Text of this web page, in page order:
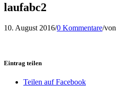
laufabc2
10. August 2016/0 Kommentare/von
Eintrag teilen
Teilen auf Facebook